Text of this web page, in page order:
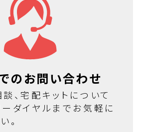
のお問い合わせ
、宅配キットについて
ダイヤルまでお気軽に
。